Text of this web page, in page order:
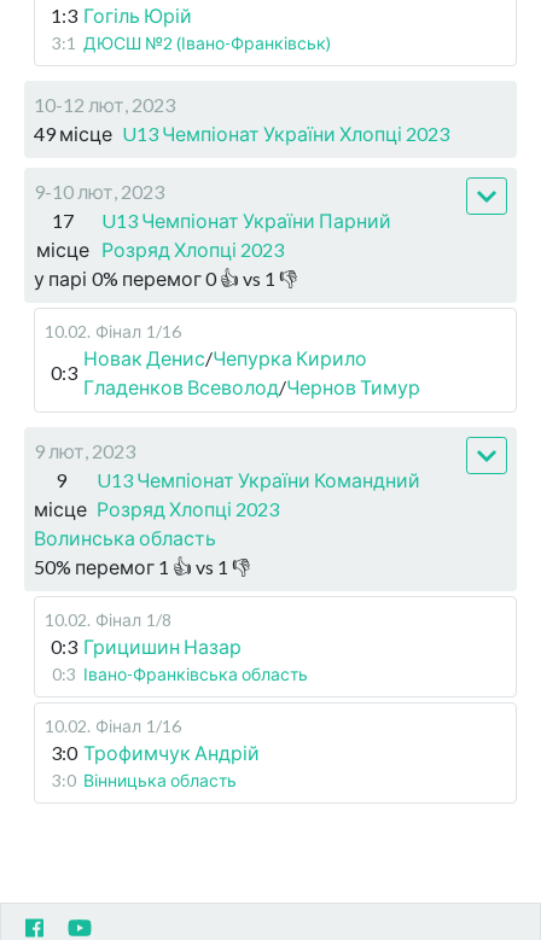
1:3 Гогіль Юрій
3:1 ДЮСШ №2 (Івано-Франківськ)
10-12 лют, 2023
49 місце U13 Чемпіонат України Хлопці 2023
9-10 лют, 2023
17
місце
U13 Чемпіонат України Парний
Розряд Хлопці 2023
у парі 0% перемог0👍 vs 1 👎
10.02. Фінал 1/16
0:3
Новак Денис/Чепурка Кирило
Гладенков Всеволод/Чернов Тимур
9 лют, 2023
9
місце
U13 Чемпіонат України Командний
Розряд Хлопці 2023
Волинська область
50% перемог 1 👍 vs 1 👎
10.02. Фінал 1/8
0:3 Грицишин Назар
0:3 Івано-Франківська область
10.02. Фінал 1/16
3:0 Трофимчук Андрій
3:0 Вінницька область